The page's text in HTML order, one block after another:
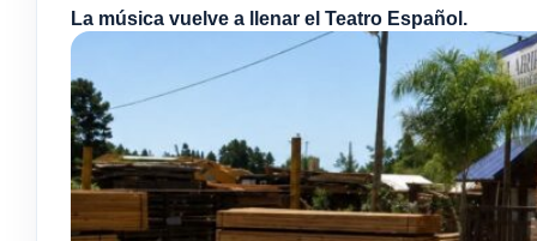
La música vuelve a llenar el Teatro Español.